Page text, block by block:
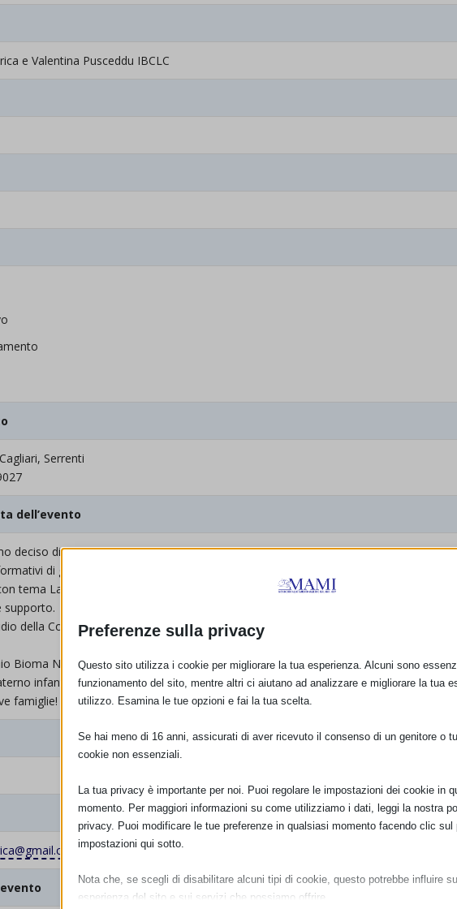
e Valentina Pusceddu IBCLC
Serrenti
dell’evento
deciso di organizzare più eventi.
di gruppo. Mentre il 4 Ottobre a Sanluri nella mia azienda Agricola ci sarà la
tema La maternità nel primo anno di vita, e subito dopo ci sarà un dialogo in
supporto.
della Consulente IBCLC Valentina Pusceddu ci sarà un dialogo pomeridiano
Bioma Natura di Serrenti ci sarà sia la mostra fotografica che anche il dialogo con
infantile, con l’obiettivo di far conoscere sempre di più la rete di supporto
famiglie!
com
Preferenze sulla privacy
Questo sito utilizza i cookie per migliorare la tua esperienza. Alcuni sono
funzionamento del sito, mentre altri ci aiutano ad analizzare e migliorare la tua
utilizzo. Esamina le tue opzioni e fai la tua scelta.
Se hai meno di 16 anni, assicurati di aver ricevuto il consenso di un genitore o
cookie non essenziali.
La tua privacy è importante per noi. Puoi regolare le impostazioni dei cookie in
momento. Per maggiori informazioni su come utilizziamo i dati, leggi la nostra
privacy. Puoi modificare le tue preferenze in qualsiasi momento facendo clic sul
impostazioni qui sotto.
Nota che, se scegli di disabilitare alcuni tipi di cookie, questo potrebbe influire
esperienza del sito e sui servizi che possiamo offrire.